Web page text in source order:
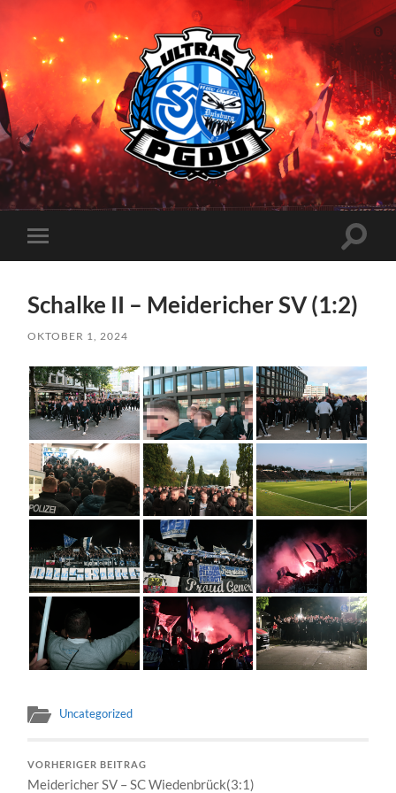
Proud
Generation
Duisburg
Mobile-
Menü
Schalke II – Meidericher SV (1:2)
OKTOBER 1, 2024
Uncategorized
VORHERIGER BEITRAG
Meidericher SV – SC Wiedenbrück(3:1)